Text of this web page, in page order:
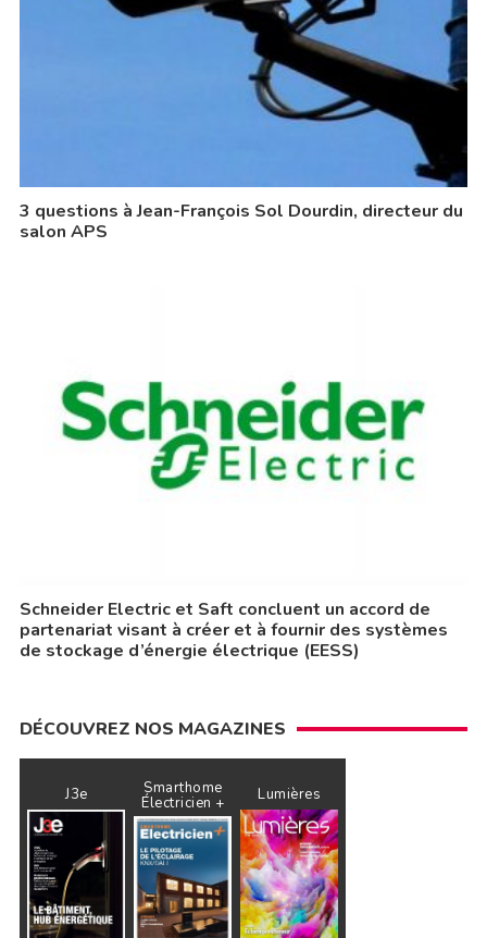
3 questions à Jean-François Sol Dourdin, directeur du
salon APS
Schneider Electric et Saft concluent un accord de
partenariat visant à créer et à fournir des systèmes
de stockage d’énergie électrique (EESS)
DÉCOUVREZ NOS MAGAZINES
J3e Smarthome
Électricien + Lumières